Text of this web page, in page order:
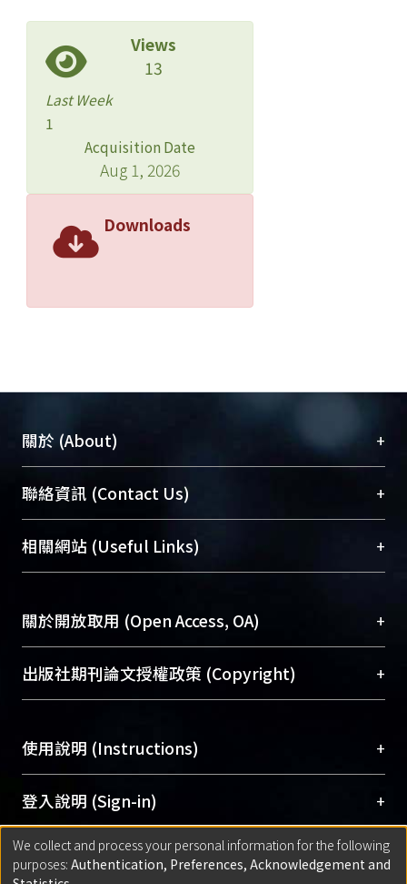
衡時也未必會自行再增資；（三）當債
權人無法協商時，無諭投資計劃之淨現
值為正或負，股東－經理人都將進行投
雖然還是無法完全消除財務危機公司之
過度投資行為，但債權人之介入，將會
改善投資過度之問題。
Views
13
Last Week
1
Acquisition Date
Aug 1, 2026
Downloads
關於 (About) +
臺大位居世界頂尖大學之列，為永久珍藏及向國際
展現本校豐碩的研究成果及學術能量，圖書館整合
機構典藏（NTUR）與學術庫（AH）不同功能平
台，成為臺大學術典藏NTU scholars。期能整合研
成果。
To permanently archive and promote researcher
profiles and scholarly works, Library integrates the
services of “NTU Repository” with “Academic
聯絡資訊 (Contact Us) +
總館學科館員(Main Library)
醫學圖書館學科館員(Medical Library)
Sciences Library)
相關網站 (Useful Links) +
關於開放取用 (Open Access, OA) +
開放取用是從使用者角度提升資訊取用性的社會運
動，應用在學術研究上是透過將研究著作公開供使
用逐年攀升。同時可加速研究發展、提升研究影響
Archive）平台。 （點選深入了解OA）
出版社期刊論文授權政策 (Copyright) +
含部分內容的版權非匯入者所有，或由第三方贊
助與合作完成，請確認該版權所有者及第三方同
意提供此授權。
Please represent that the submission is your
original work, and that you have the right to
grant the rights to upload.
使用說明 (Instructions) +
網站簡介(Quickstart Guide)
使用手冊(Instruction Manual)
線上預約服務(Booking Service)
登入說明 (Sign-in) +
方案一：臺灣大學計算機中心帳號登入
(With C&INC Email Account)
匯入著作 (Submission) +
We collect and process your personal information for the following
purposes: Authentication, Preferences, Acknowledgement and